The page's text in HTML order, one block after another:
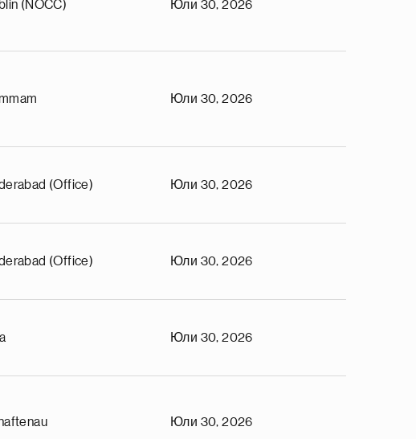
(NOCC) Юли 30, 2026
Юли 30, 2026
(Office) Юли 30, 2026
(Office) Юли 30, 2026
Юли 30, 2026
Юли 30, 2026